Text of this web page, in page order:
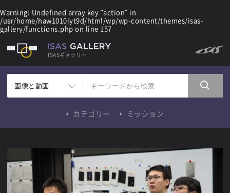
Warning: Undefined array key "action" in
/usr/home/haw1010iyt9d/html/wp/wp-content/themes/isas-
gallery/functions.php on line 157
ISASギャラリー
画像と動画
カテゴリー ミッション